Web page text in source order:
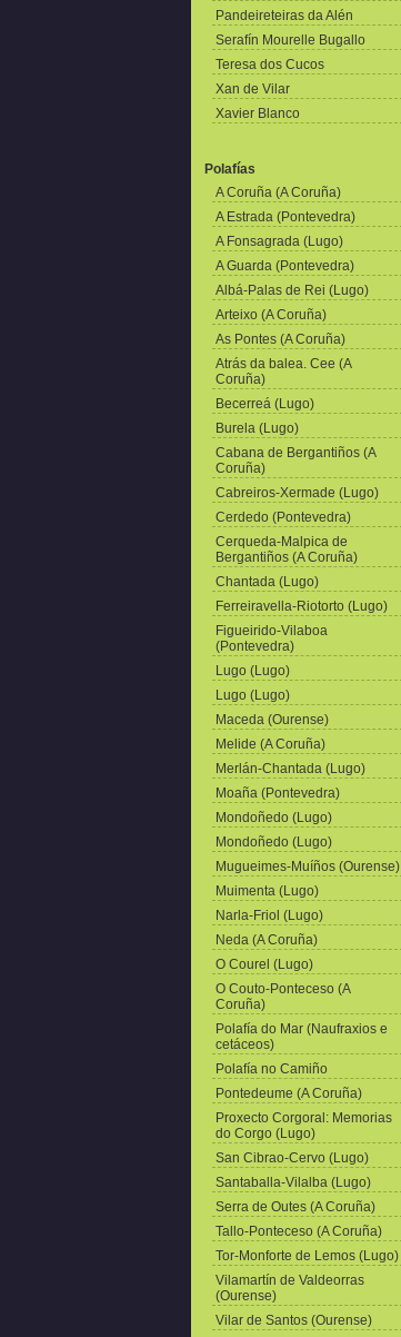
Pandeireteiras da Alén
Serafín Mourelle Bugallo
Teresa dos Cucos
Xan de Vilar
Xavier Blanco
Polafías
A Coruña (A Coruña)
A Estrada (Pontevedra)
A Fonsagrada (Lugo)
A Guarda (Pontevedra)
Albá-Palas de Rei (Lugo)
Arteixo (A Coruña)
As Pontes (A Coruña)
Atrás da balea. Cee (A
Coruña)
Becerreá (Lugo)
Burela (Lugo)
Cabana de Bergantiños (A
Coruña)
Cabreiros-Xermade (Lugo)
Cerdedo (Pontevedra)
Cerqueda-Malpica de
Bergantiños (A Coruña)
Chantada (Lugo)
Ferreiravella-Riotorto (Lugo)
Figueirido-Vilaboa
(Pontevedra)
Lugo (Lugo)
Lugo (Lugo)
Maceda (Ourense)
Melide (A Coruña)
Merlán-Chantada (Lugo)
Moaña (Pontevedra)
Mondoñedo (Lugo)
Mondoñedo (Lugo)
Mugueimes-Muíños (Ourense)
Muimenta (Lugo)
Narla-Friol (Lugo)
Neda (A Coruña)
O Courel (Lugo)
O Couto-Ponteceso (A
Coruña)
Polafía do Mar (Naufraxios e
cetáceos)
Polafía no Camiño
Pontedeume (A Coruña)
Proxecto Corgoral: Memorias
do Corgo (Lugo)
San Cibrao-Cervo (Lugo)
Santaballa-Vilalba (Lugo)
Serra de Outes (A Coruña)
Tallo-Ponteceso (A Coruña)
Tor-Monforte de Lemos (Lugo)
Vilamartín de Valdeorras
(Ourense)
Vilar de Santos (Ourense)